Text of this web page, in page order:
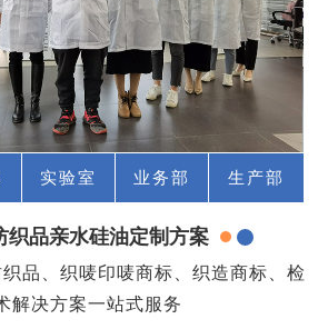
实验室 业务部 生产部
织品亲水硅油定制方案
品、织唛印唛商标、织造商标、检
解决方案一站式服务